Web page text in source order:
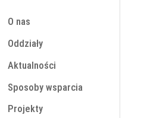
O nas
Oddziały
Aktualności
Sposoby wsparcia
Projekty